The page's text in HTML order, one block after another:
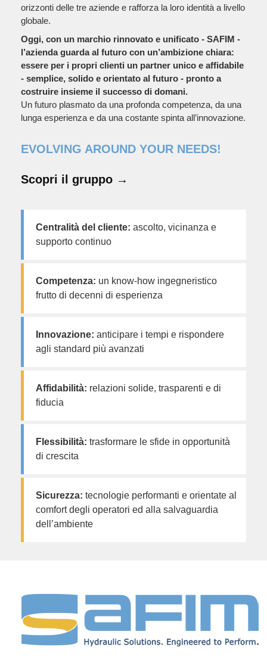
orizzonti delle tre aziende e rafforza la loro identità a livello
globale.
Oggi, con un marchio rinnovato e unificato - SAFIM -
l’azienda guarda al futuro con un’ambizione chiara:
essere per i propri clienti un partner unico e affidabile
- semplice, solido e orientato al futuro - pronto a
costruire insieme il successo di domani.
Un futuro plasmato da una profonda competenza, da una
lunga esperienza e da una costante spinta all’innovazione.
EVOLVING AROUND YOUR NEEDS!
Scopri il gruppo →
Centralità del cliente: ascolto, vicinanza e
supporto continuo
Competenza: un know-how ingegneristico
frutto di decenni di esperienza
Innovazione: anticipare i tempi e rispondere
agli standard più avanzati
Affidabilità: relazioni solide, trasparenti e di
fiducia
Flessibilità: trasformare le sfide in opportunità
di crescita
Sicurezza: tecnologie performanti e orientate al
comfort degli operatori ed alla salvaguardia
dell’ambiente